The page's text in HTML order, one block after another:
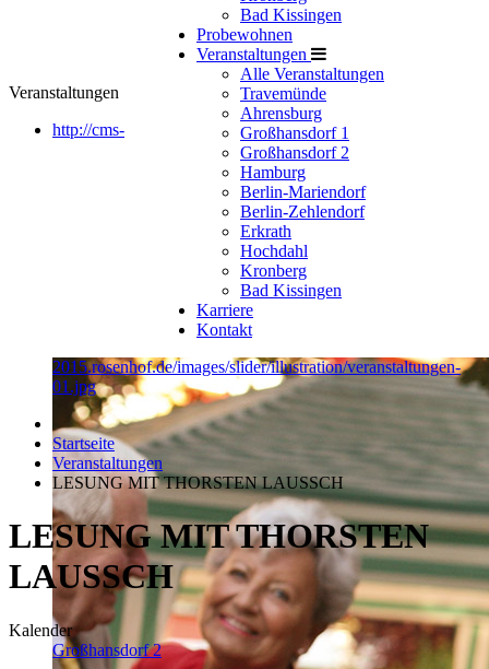
Bad Kissingen
Probewohnen
Veranstaltungen
Alle Veranstaltungen
Travemünde
Ahrensburg
Großhansdorf 1
Großhansdorf 2
Hamburg
Berlin-Mariendorf
Berlin-Zehlendorf
Erkrath
Hochdahl
Kronberg
Bad Kissingen
Karriere
Kontakt
Veranstaltungen
http://cms-
2015.rosenhof.de/images/slider/illustration/veranstaltungen-
01.jpg
Startseite
Veranstaltungen
LESUNG MIT THORSTEN LAUSSCH
LESUNG MIT THORSTEN
LAUSSCH
Kalender
Großhansdorf 2